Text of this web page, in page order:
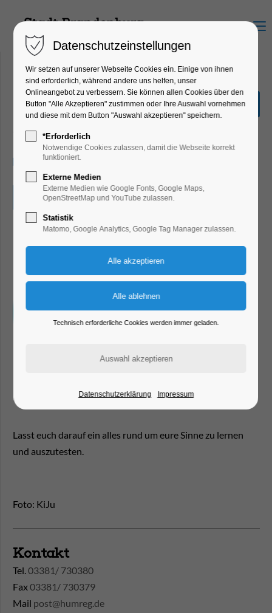
Menu
Riech ma!
Bildung, Vortrag, Ferienkalender, Kinder,
Jugend, Mitmach-Aktion
22.07.2026, 13:00–16:00
Eintritt frei
Lasst euch darauf ein alles rund um eure Sinne zu lernen
und auszutesten.
Foto: KiJu
Kontakt
Tel.03381/ 730380
Fax03381/ 730379
Mail post@humreg.de
Datenschutzeinstellungen
Wir setzen auf unserer Webseite Cookies ein. Einige von ihnen
sind erforderlich, während andere uns helfen, unser
Onlineangebot zu verbessern. Sie können allen Cookies über den
Button "Alle Akzeptieren" zustimmen oder Ihre Auswahl vornehmen
und diese mit dem Button "Auswahl akzeptieren" speichern.
*Erforderlich
Notwendige Cookies zulassen, damit die Webseite korrekt
funktioniert.
Externe Medien
Externe Medien wie Google Fonts, Google Maps,
OpenStreetMap und YouTube zulassen.
Statistik
Matomo, Google Analytics, Google Tag Manager zulassen.
Technisch erforderliche Cookies werden immer geladen.
Datenschutzerklärung Impressum